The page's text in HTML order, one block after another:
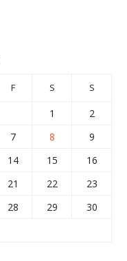
F S S
1
2
7 8
9
14 15
16
21 22
23
28 29
30